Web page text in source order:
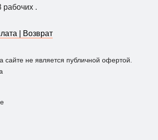
рабочих .
| Возврат
не является публичной офертой.